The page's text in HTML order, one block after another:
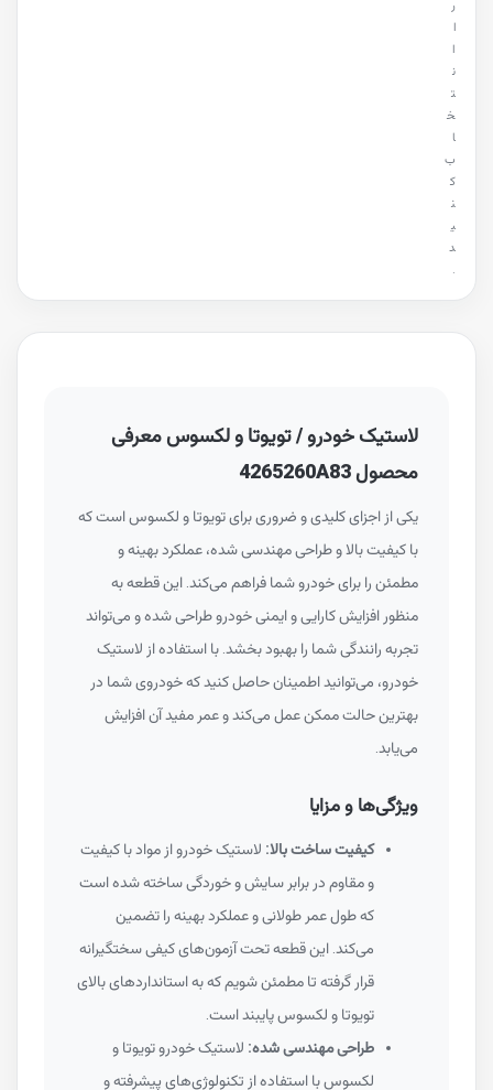
لاستیک خودرو / تویوتا و لکسوس معرفی
محصول 4265260A83
یکی از اجزای کلیدی و ضروری برای تویوتا و لکسوس است که
با کیفیت بالا و طراحی مهندسی شده، عملکرد بهینه و
مطمئن را برای خودرو شما فراهم می‌کند. این قطعه به
منظور افزایش کارایی و ایمنی خودرو طراحی شده و می‌تواند
تجربه رانندگی شما را بهبود بخشد. با استفاده از لاستیک
خودرو، می‌توانید اطمینان حاصل کنید که خودروی شما در
بهترین حالت ممکن عمل می‌کند و عمر مفید آن افزایش
می‌یابد.
ویژگی‌ها و مزایا
کیفیت ساخت بالا:لاستیک خودرو از مواد با کیفیت
و مقاوم در برابر سایش و خوردگی ساخته شده است
که طول عمر طولانی و عملکرد بهینه را تضمین
می‌کند. این قطعه تحت آزمون‌های کیفی سختگیرانه
قرار گرفته تا مطمئن شویم که به استانداردهای بالای
تویوتا و لکسوس پایبند است.
طراحی مهندسی شده:لاستیک خودرو تویوتا و
لکسوس با استفاده از تکنولوژی‌های پیشرفته و